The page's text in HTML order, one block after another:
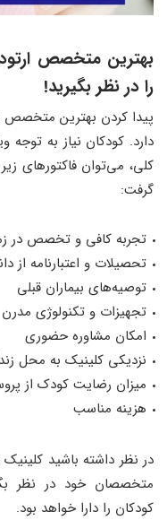
را در نظر بگیرید!
پیدا کردن بهترین متخصص
دارد. کودکان نیاز به
کلی، می‌توان فاکتورهای
گرفت:
تجربه کافی و تخصص در
تحصیلات و اعتبارنامه از
توصیه‌های بیماران قبلی
تجهیزات و تکنولوژی مدرن
امکان مشاوره حضوری
نزدیکی کلینیک به محل
میزان رضایت کودک از
هزینه مناسب
در نظر داشته باشید کلینیک
متخصصان خود در نظر
کودکان را دارا خواهد بود.